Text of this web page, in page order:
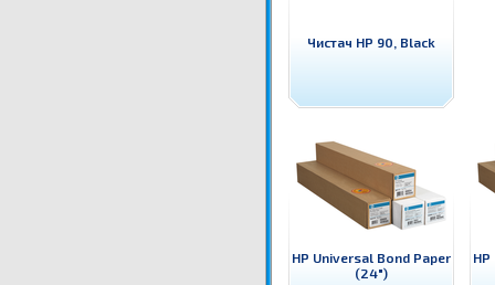
Чистач HP 90, Black
HP Universal Bond Paper
(24")